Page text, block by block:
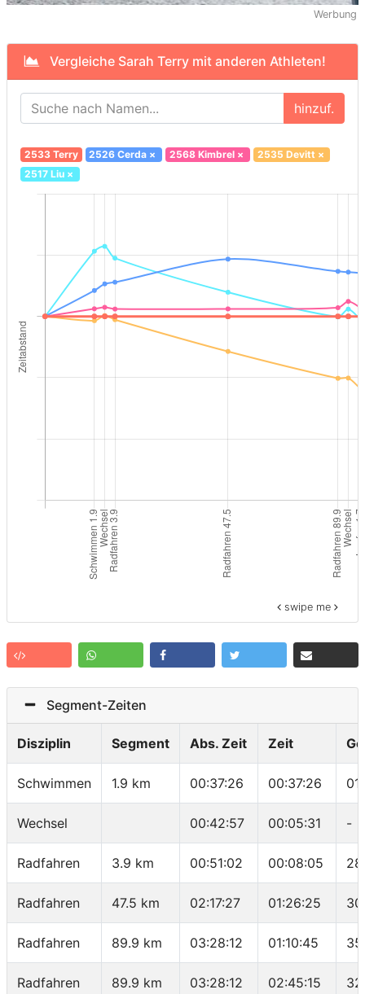
Werbung
Vergleiche Sarah Terry mit anderen Athleten!
hinzuf.
2533 Terry 2526 Cerda × 2568 Kimbrel× 2535 Devitt×
2517 Liu×
swipe me
Segment-Zeiten
Disziplin Segment Abs. Zeit Zeit
Schwimmen 1.9 km 00:37:26 00:37:26
Wechsel 00:42:57 00:05:31 -
Radfahren 3.9 km 00:51:02 00:08:05
Radfahren 47.5 km 02:17:27 01:26:25
Radfahren 89.9 km 03:28:12 01:10:45
Radfahren 89.9 km 03:28:12 02:45:15